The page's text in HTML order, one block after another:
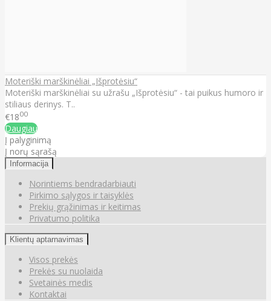
Moteriški marškinėliai „Išprotėsiu“
Moteriški marškinėliai su užrašu „Išprotėsiu“ - tai puikus humoro ir
stiliaus derinys. T..
€1800
Daugiau
Į palyginimą
Į norų sąrašą
Informacija
Norintiems bendradarbiauti
Pirkimo sąlygos ir taisyklės
Prekių grąžinimas ir keitimas
Privatumo politika
Klientų aptarnavimas
Visos prekės
Prekės su nuolaida
Svetainės medis
Kontaktai